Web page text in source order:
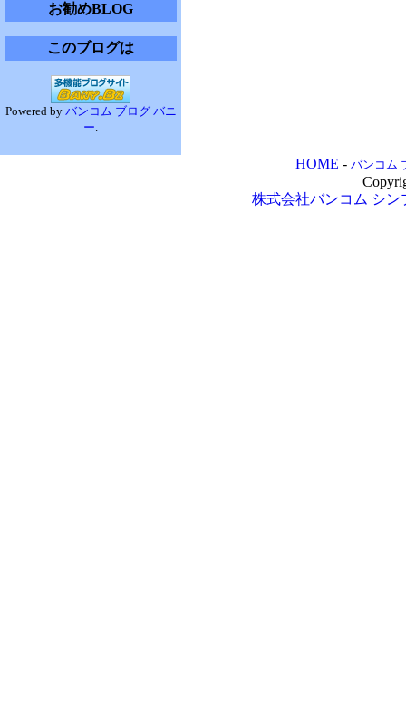
お勧めBLOG
このブログは
Powered by バンコム ブログ バニ
ー.
HOME - バンコム
株式会社バンコム シン